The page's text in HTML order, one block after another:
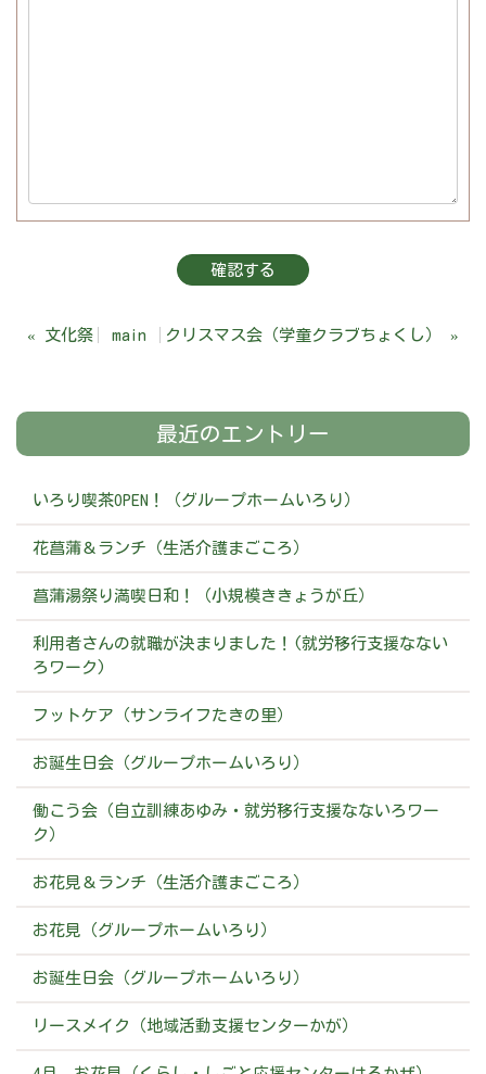
« 文化祭 main クリスマス会（学童クラブちょくし） »
最近のエントリー
いろり喫茶OPEN！（グループホームいろり）
花菖蒲＆ランチ（生活介護まごころ）
菖蒲湯祭り満喫日和！（小規模ききょうが丘）
利用者さんの就職が決まりました！(就労移行支援なない
ろワーク)
フットケア（サンライフたきの里）
お誕生日会（グループホームいろり）
働こう会（自立訓練あゆみ・就労移行支援なないろワー
ク）
お花見＆ランチ（生活介護まごころ）
お花見（グループホームいろり）
お誕生日会（グループホームいろり）
リースメイク（地域活動支援センターかが）